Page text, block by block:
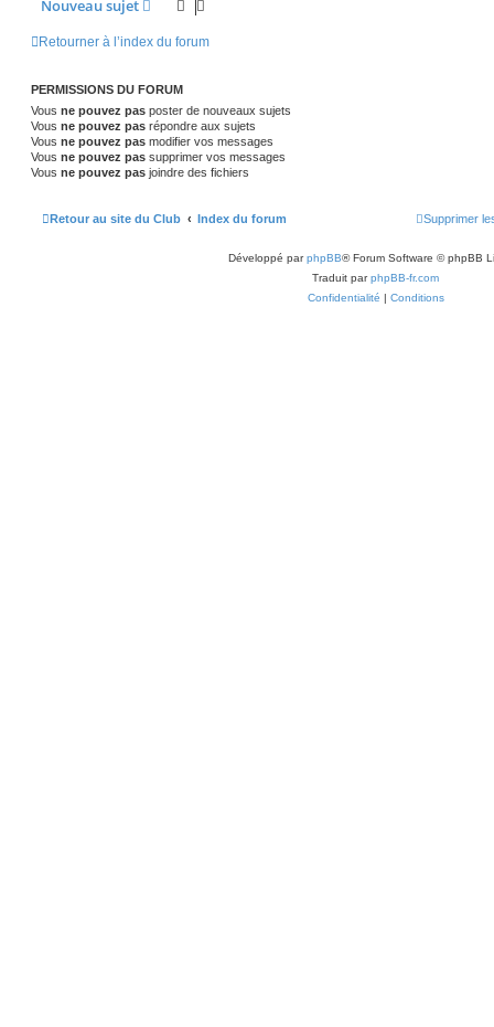
Nouveau sujet
Retourner à l’index du forum
PERMISSIONS DU FORUM
Vous ne pouvez pas poster de nouveaux sujets
Vous ne pouvez pas répondre aux sujets
Vous ne pouvez pas modifier vos messages
Vous ne pouvez pas supprimer vos messages
Vous ne pouvez pas joindre des fichiers
Retour au site du Club Index du forum Supprimer
Développé parphpBB® Forum Software © phpBB
Traduit parphpBB-fr.com
Confidentialité | Conditions